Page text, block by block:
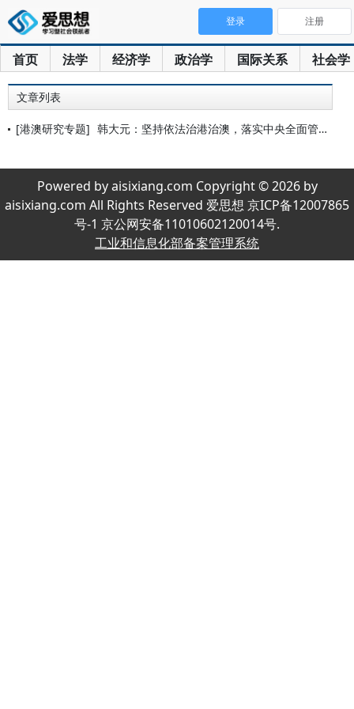
首页 法学 经济学 政治学 国际关系 社会学
登录 注册
文章列表
[港澳研究专题] 韩大元：坚持依法治港治澳，落实中央全面管治权
Powered by aisixiang.com Copyright © 2026 by
aisixiang.com All Rights Reserved 爱思想 京ICP备12007865
号-1 京公网安备11010602120014号.
工业和信息化部备案管理系统